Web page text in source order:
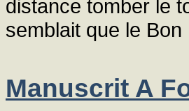
distance tomber le
semblait que le Bon
Manuscrit A